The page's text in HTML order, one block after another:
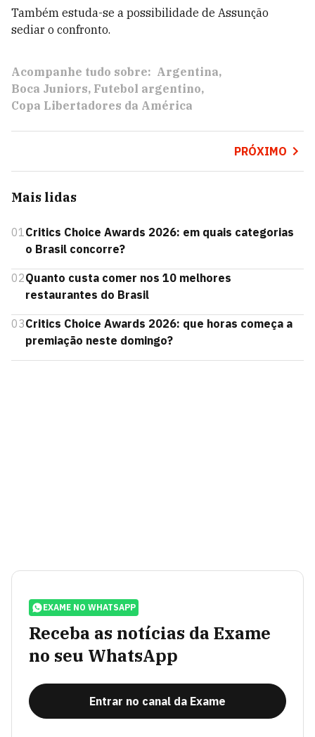
Também estuda-se a possibilidade de Assunção
sediar o confronto.
Acompanhe tudo sobre: Argentina
Boca Juniors Futebol argentino
Copa Libertadores da América
PRÓXIMO
Mais lidas
01Critics Choice Awards 2026: em quais categorias
o Brasil concorre?
02Quanto custa comer nos 10 melhores
restaurantes do Brasil
03Critics Choice Awards 2026: que horas começa a
premiação neste domingo?
EXAME NO WHATSAPP
Receba as notícias da Exame
no seu WhatsApp
Entrar no canal da Exame